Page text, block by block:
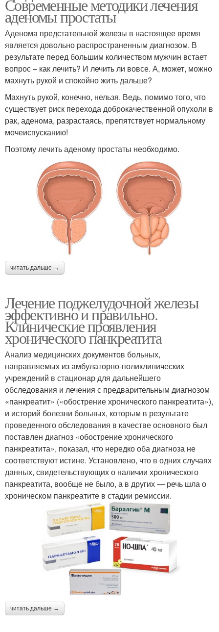
Современные методики лечения
аденомы простаты
Аденома предстательной железы в настоящее время
является довольно распространенным диагнозом. В
результате перед большим количеством мужчин встает
вопрос – как лечить? И лечить ли вовсе. А, может, можно
махнуть рукой и спокойно жить дальше?
Махнуть рукой, конечно, нельзя. Ведь, помимо того, что
существует риск перехода доброкачественной опухоли в
рак, аденома, разрастаясь, препятствует нормальному
мочеиспусканию!
Поэтому лечить аденому простаты необходимо.
читать дальше →
Лечение поджелудочной железы
эффективно и правильно.
Клинические проявления
хронического панкреатита
Анализ медицинских документов больных,
направляемых из амбулаторно-поликлинических
учреждений в стационар для дальнейшего
обследования и лечения с предварительным диагнозом
«панкреатит» («обострение хронического панкреатита»),
и историй болезни больных, которым в результате
проведенного обследования в качестве основного был
поставлен диагноз «обострение хронического
панкреатита», показал, что нередко оба диагноза не
соответствуют истине. Установлено, что в одних случаях
данных, свидетельствующих о наличии хронического
панкреатита, вообще не было, а в других — речь шла о
хроническом панкреатите в стадии ремиссии.
читать дальше →